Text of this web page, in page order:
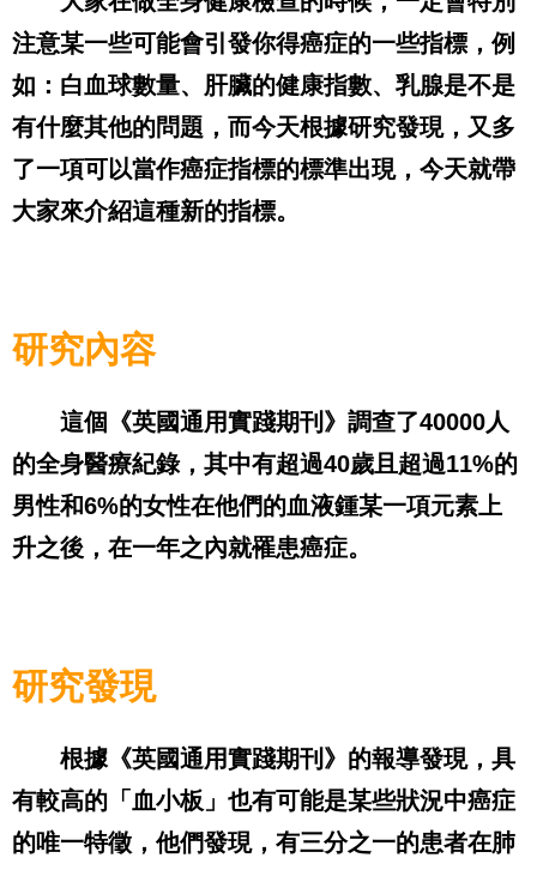
注意某一些可能會引發你得癌症的一些指標，例
如：白血球數量、肝臟的健康指數、乳腺是不是
有什麼其他的問題，而今天根據研究發現，又多
了一項可以當作癌症指標的標準出現，今天就帶
大家來介紹這種新的指標。
研究內容
這個《英國通用實踐期刊》調查了40000人
的全身醫療紀錄，其中有超過40歲且超過11%的
男性和6%的女性在他們的血液鍾某一項元素上
升之後，在一年之內就罹患癌症。
研究發現
根據《英國通用實踐期刊》的報導發現，具
有較高的「血小板」也有可能是某些狀況中癌症
的唯一特徵，他們發現，有三分之一的患者在肺